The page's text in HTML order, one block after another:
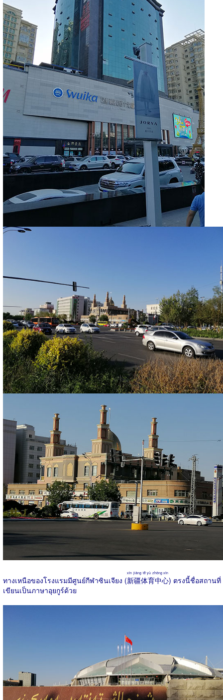
ทางเหนือของโรงแรมมีศูนย์กีฬาซินเจียง (新疆体育中心
xīn jiāng tě yù zhōng xīn
) ตรงนี้ชื่อสถานที่
เขียนเป็นภาษาอุยกูร์ด้วย